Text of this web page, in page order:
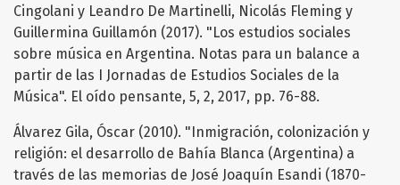
Cingolani y Leandro De Martinelli, Nicolás Fleming y
Guillermina Guillamón (2017). "Los estudios sociales
sobre música en Argentina. Notas para un balance a
partir de las I Jornadas de Estudios Sociales de la
Música". El oído pensante, 5, 2, 2017, pp. 76-88.
Álvarez Gila, Óscar (2010). "Inmigración, colonización y
religión: el desarrollo de Bahía Blanca (Argentina) a
través de las memorias de José Joaquín Esandi (1870-